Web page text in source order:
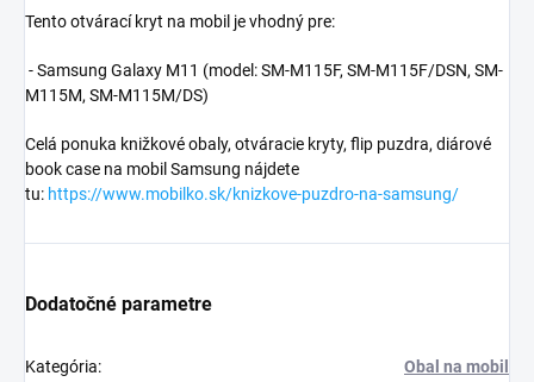
Tento otvárací kryt na mobil je vhodný pre:
- Samsung Galaxy M11 (model:SM-M115F, SM-M115F/DSN, SM-
M115M, SM-M115M/DS)
Celá ponuka knižkové obaly, otváracie kryty, flip puzdra, diárové
book case na mobil Samsung nájdete
tu: https://www.mobilko.sk/knizkove-puzdro-na-samsung/
Dodatočné parametre
Kategória: Obal na mobil